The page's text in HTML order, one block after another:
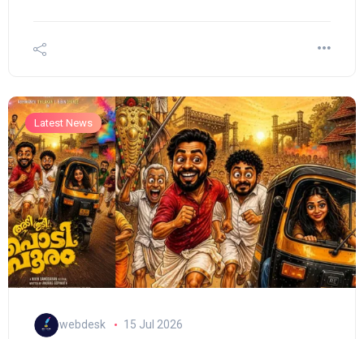
Latest News
webdesk 15 Jul 2026